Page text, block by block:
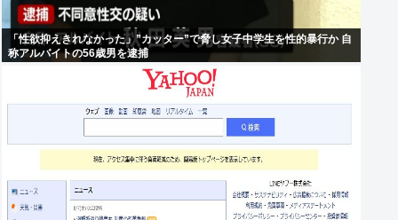
「性欲抑えきれなかった」”カッター”で脅し女子中学生を性的暴行か 自
称アルバイトの56歳男を逮捕